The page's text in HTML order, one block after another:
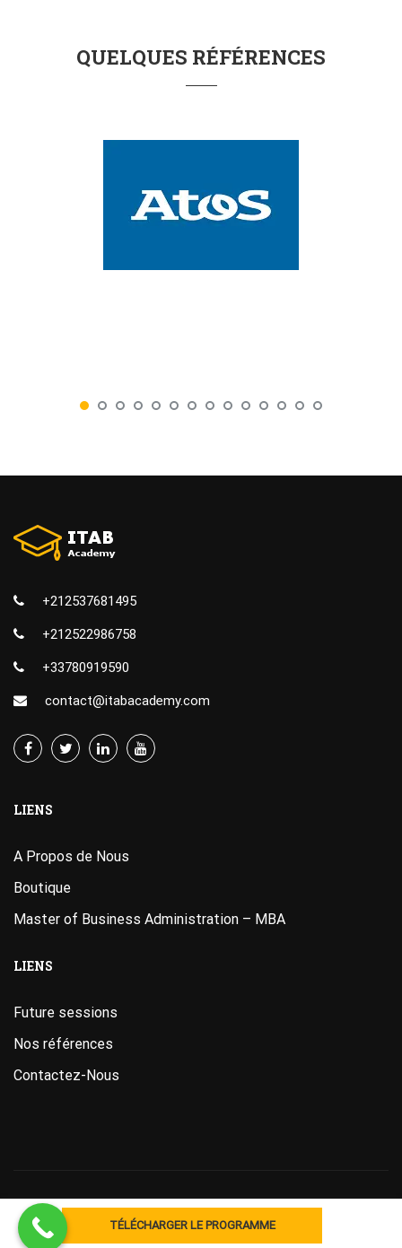
TÉLÉCHARGER LE PROGRAMME
QUELQUES RÉFÉRENCES
+212537681495
+212522986758
+33780919590
contact@itabacademy.com
LIENS
A Propos de Nous
Boutique
Master of Business Administration – MBA
LIENS
Future sessions
Nos références
Contactez-Nous
DesignedbyITAB Academy. Powered by ITAB ACADEMY.